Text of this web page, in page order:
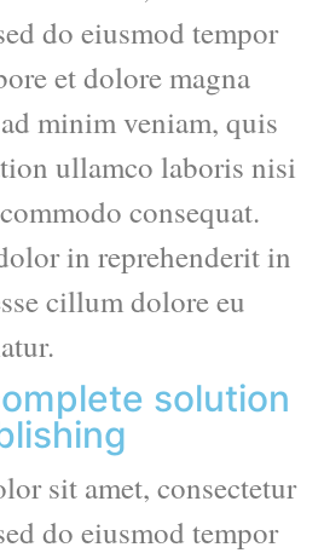
do eiusmod tempor
et dolore magna
minim veniam, quis
ullamco laboris nisi
consequat.
in reprehenderit in
cillum dolore eu
solution
sit amet, consectetur
do eiusmod tempor